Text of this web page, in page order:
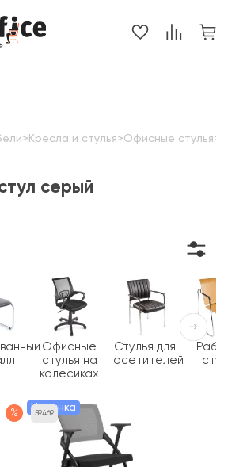
серый
> Кресла и стулья>Офисные стулья>
% 59469
Новинка
Офисные
стулья на
колесиках
Стулья для
посетителей